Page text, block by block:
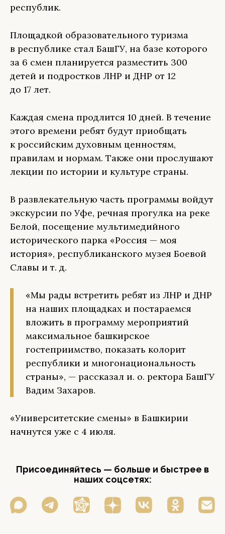
республик.
Площадкой образовательного туризма
в республике стал БашГУ, на базе которого
за 6 смен планируется разместить 300
детей и подростков ЛНР и ДНР от 12
до 17 лет.
Каждая смена продлится 10 дней. В течение
этого времени ребят будут приобщать
к российским духовным ценностям,
правилам и нормам. Также они прослушают
лекции по истории и культуре страны.
В развлекательную часть программы войдут
экскурсии по Уфе, речная прогулка на реке
Белой, посещение мультимедийного
исторического парка «Россия — моя
история», республиканского музея Боевой
Славы и т. д.
«Мы рады встретить ребят из ЛНР и ДНР
на наших площадках и постараемся
вложить в программу мероприятий
максимальное башкирское
гостеприимство, показать колорит
республики и многонациональность
страны», — рассказал и. о. ректора БашГУ
Вадим Захаров.
«Университетские смены» в Башкирии
начнутся уже с 4 июля.
Присоединяйтесь — больше и быстрее в
наших соцсетях: